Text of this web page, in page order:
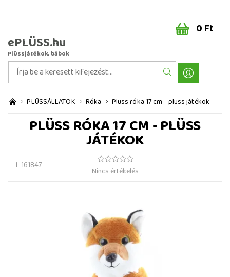
ePLÜSS.hu
Plüssjátékok, bábok
0 Ft
PLÜSSÁLLATOK Róka Plüss róka 17 cm - plüss játékok
PLÜSS RÓKA 17 CM - PLÜSS
JÁTÉKOK
L 161847
Nincs értékelés